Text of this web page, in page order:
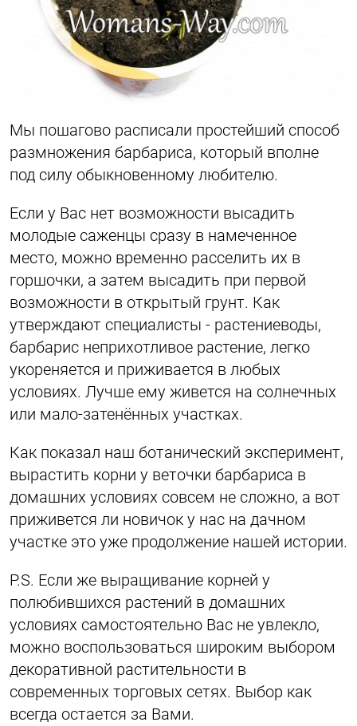
Мы пошагово расписали простейший способ
размножения барбариса, который вполне
под силу обыкновенному любителю.
Если у Вас нет возможности высадить
молодые саженцы сразу в намеченное
место, можно временно расселить их в
горшочки, а затем высадить при первой
возможности в открытый грунт. Как
утверждают специалисты - растениеводы,
барбарис неприхотливое растение, легко
укореняется и приживается в любых
условиях. Лучше ему живется на солнечных
или мало-затенённых участках.
Как показал наш ботанический эксперимент,
вырастить корни у веточки барбариса в
домашних условиях совсем не сложно, а вот
приживется ли новичок у нас на дачном
участке это уже продолжение нашей истории.
Р.S. Если же выращивание корней у
полюбившихся растений в домашних
условиях самостоятельно Вас не увлекло,
можно воспользоваться широким выбором
декоративной растительности в
современных торговых сетях. Выбор как
всегда остается за Вами.